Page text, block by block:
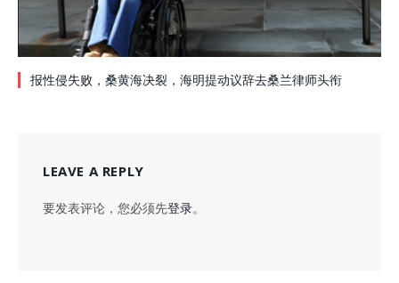
报性侵失败，桑黄海决裂，海明提动议辞去桑兰律师头衔
LEAVE A REPLY
要发表评论，您必须先登录。